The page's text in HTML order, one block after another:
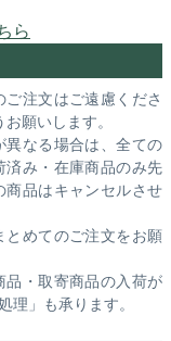
ら
注文はご遠慮くださ
願いします。
なる場合は、全ての
み・在庫商品のみ先
品はキャンセルさせ
めてのご注文をお願
・取寄商品の入荷が
」も承ります。